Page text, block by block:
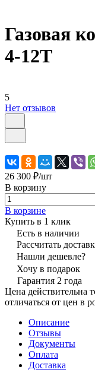
Газовая
4-12T
5
Нет отзывов
26 300 ₽/шт
В корзину
В корзине
Купить в 1 клик
Есть в наличии
Рассчитать
Нашли дешевле?
Хочу в подарок
Гарантия 2 года
Цена действительна
отличаться от цен в
Описание
Отзывы
Документы
Оплата
Доставка